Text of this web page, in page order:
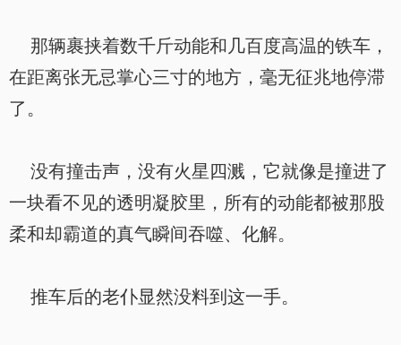
那辆裹挟着数千斤动能和几百度高温的铁车，
在距离张无忌掌心三寸的地方，毫无征兆地停滞
了。
没有撞击声，没有火星四溅，它就像是撞进了
一块看不见的透明凝胶里，所有的动能都被那股
柔和却霸道的真气瞬间吞噬、化解。
推车后的老仆显然没料到这一手。